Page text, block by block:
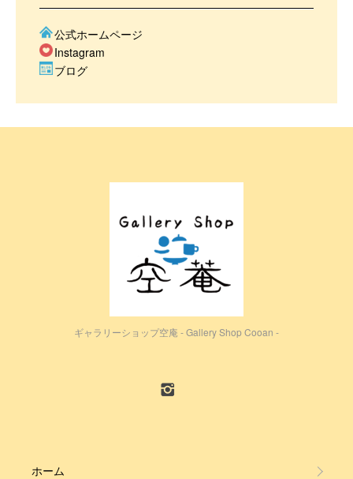
公式ホームページ
Instagram
ブログ
ギャラリーショップ空庵 - Gallery Shop Cooan -
ホーム